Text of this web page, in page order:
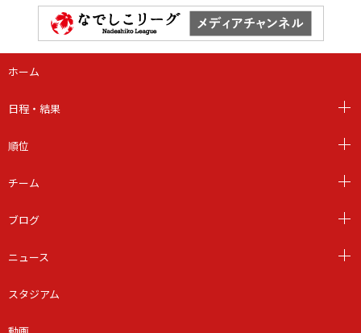
ホーム
日程・結果
順位
チーム
ブログ
ニュース
スタジアム